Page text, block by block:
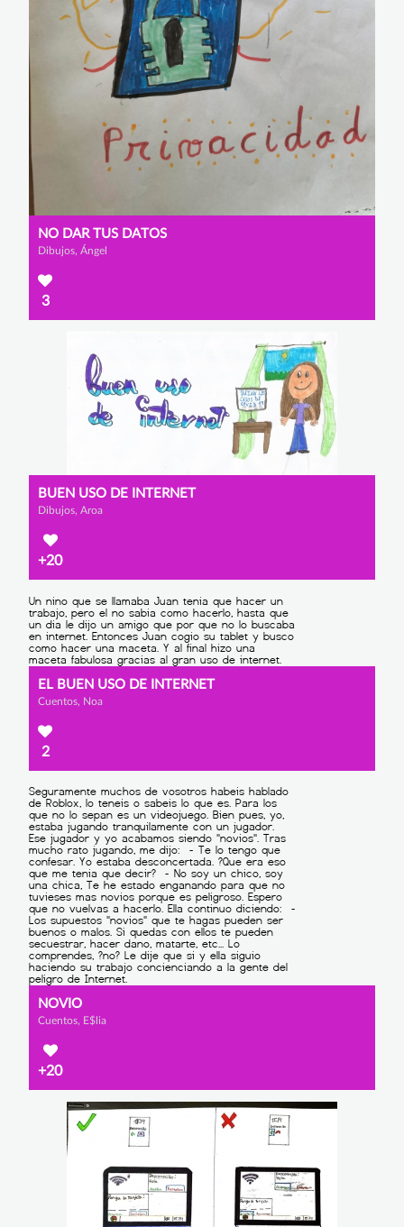
NO DAR TUS DATOS
Dibujos, Ángel
3
BUEN USO DE INTERNET
Dibujos, Aroa
+20
EL BUEN USO DE INTERNET
Cuentos, Noa
2
NOVIO
Cuentos, E$lia
+20